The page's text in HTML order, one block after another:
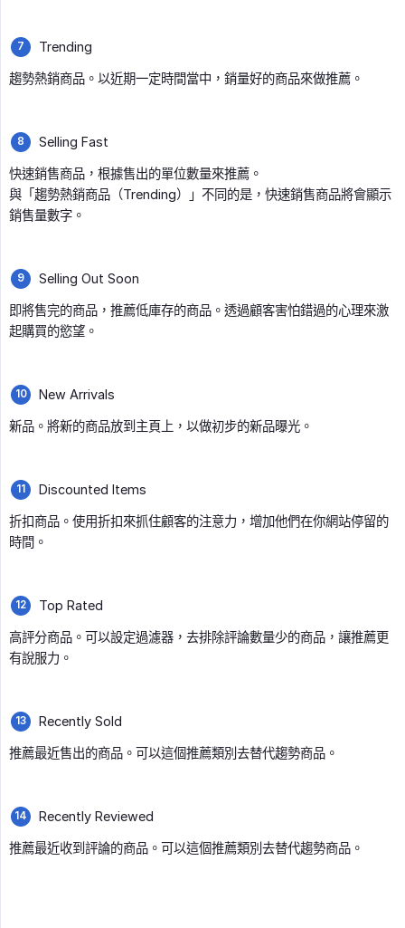
Trending
趨勢熱銷商品。以近期一定時間當中，銷量好的商品來做推薦。
Selling Fast
快速銷售商品，根據售出的單位數量來推薦。
與「趨勢熱銷商品（Trending）」不同的是，快速銷售商品將會顯示
銷售量數字。
Selling Out Soon
即將售完的商品，推薦低庫存的商品。透過顧客害怕錯過的心理來激
起購買的慾望。
New Arrivals
新品。將新的商品放到主頁上，以做初步的新品曝光。
Discounted Items
折扣商品。使用折扣來抓住顧客的注意力，增加他們在你網站停留的
時間。
Top Rated
高評分商品。可以設定過濾器，去排除評論數量少的商品，讓推薦更
有說服力。
Recently Sold
推薦最近售出的商品。可以這個推薦類別去替代趨勢商品。
Recently Reviewed
推薦最近收到評論的商品。可以這個推薦類別去替代趨勢商品。